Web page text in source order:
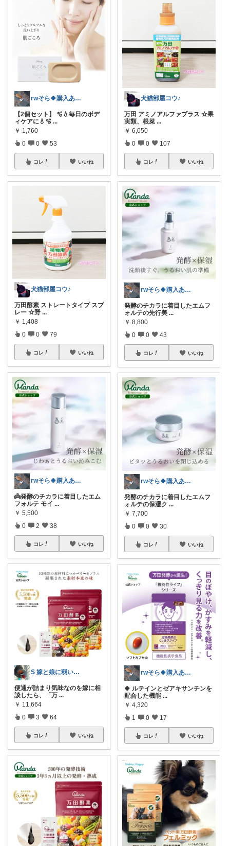
rwそら🍀購入ありがとうございます🍀
【2個セット】 🫧💧毎日のボデ
ィケアに💧🫧 ...
￥ 1,760
0 0 53
コレ いいね
犬猫部屋コウ♪
万田酵素 ストレートタイプ スプ
レー ☆野 ...
￥ 1,408
0 0 79
コレ いいね
rwそら🍀購入ありがとうございます🍀
👼発酵のチカラに着目したエム
フォルテ モイ ...
￥ 5,500
0 2 38
コレ いいね
S 嫁と娘に弱い旦那
便通が詰まり気味なのを嫁に相
談したら、「万 ...
￥ 11,664
0 3 64
コレ いいね
犬猫部屋コウ♪
万田 アミノアルファプラス ☆果
実類、根菜 ...
￥ 6,050
0 0 107
コレ いいね
rwそら🍀購入ありがとうございます🍀
発酵のチカラに着目したエムフ
ォルテの先行美 ...
￥ 8,800
0 0 43
コレ いいね
rwそら🍀購入ありがとうございます🍀
発酵のチカラに着目したエムフ
ォルテの保湿ク ...
￥ 7,700
0 0 30
コレ いいね
rwそら🍀購入ありがとうございます🍀
🍀 ルテインとゼアキサンチンを
配合した機能 ...
￥ 4,320
1 0 17
コレ いいね